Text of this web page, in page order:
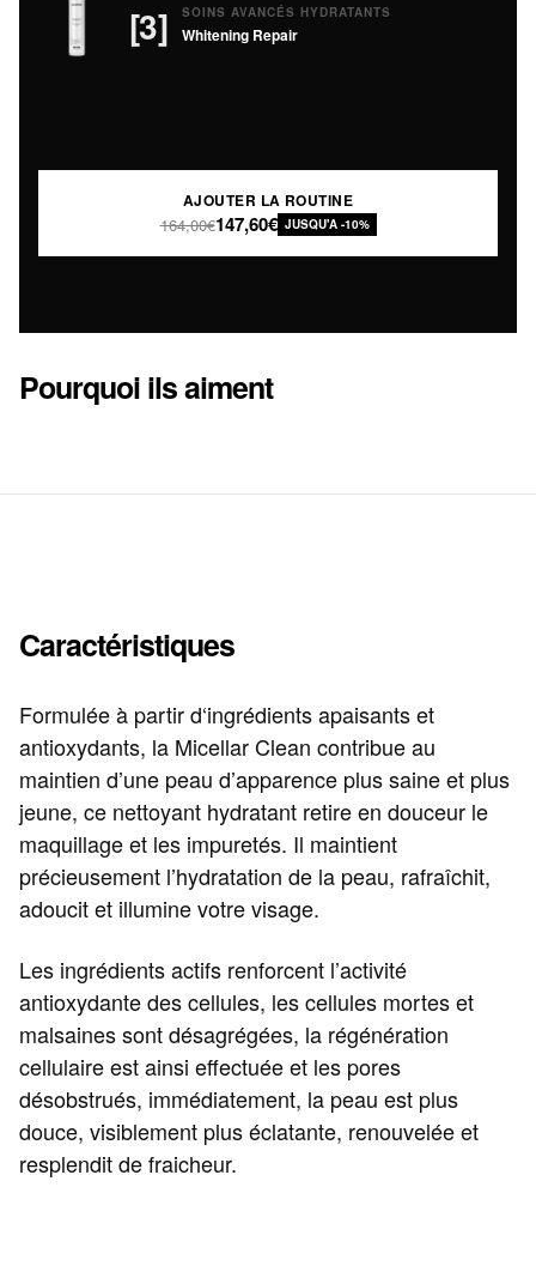
[3] SOINS AVANCÉS HYDRATANTS
Whitening Repair
AJOUTER LA ROUTINE
164,00€147,60€ JUSQU'A -10%
Pourquoi ils aiment
Caractéristiques
Formulée à partir d‘ingrédients apaisants et
antioxydants, la Micellar Clean contribue au
maintien d’une peau d’apparence plus saine et plus
jeune, ce nettoyant hydratant retire en douceur le
maquillage et les impuretés. Il maintient
précieusement l’hydratation de la peau, rafraîchit,
adoucit et illumine votre visage.
Les ingrédients actifs renforcent l’activité
antioxydante des cellules, les cellules mortes et
malsaines sont désagrégées, la régénération
cellulaire est ainsi effectuée et les pores
désobstrués, immédiatement, la peau est plus
douce, visiblement plus éclatante, renouvelée et
resplendit de fraicheur.